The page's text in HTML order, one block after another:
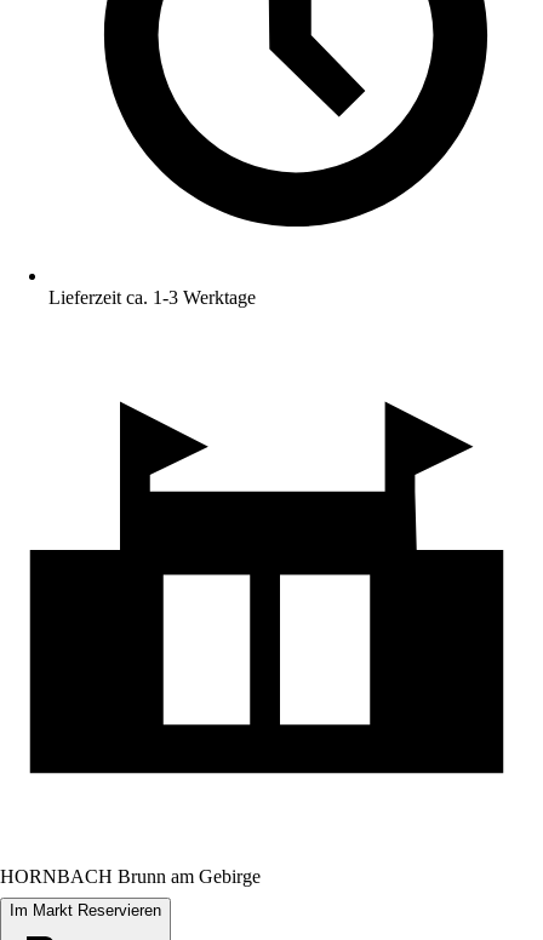
Lieferzeit ca. 1-3 Werktage
HORNBACH Brunn am Gebirge
Im Markt Reservieren